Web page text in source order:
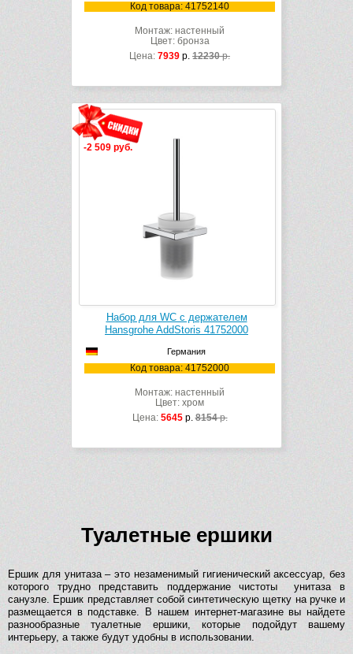
Код товара: 41752140
Монтаж: настенный
Цвет: бронза
Цена: 7939 р. 12230р.
-2 509 руб.
Набор для WC с держателем
Hansgrohe AddStoris 41752000
Германия
Код товара: 41752000
Монтаж: настенный
Цвет: хром
Цена: 5645р.8154р.
Туалетные ершики
Ершик для унитаза – это незаменимый гигиенический аксессуар, без
которого трудно представить поддержание чистоты унитаза в
санузле. Ершик представляет собой синтетическую щетку на ручке и
размещается в подставке. В нашем интернет-магазине вы найдете
разнообразные туалетные ершики, которые подойдут вашему
интерьеру, а также будут удобны в использовании.